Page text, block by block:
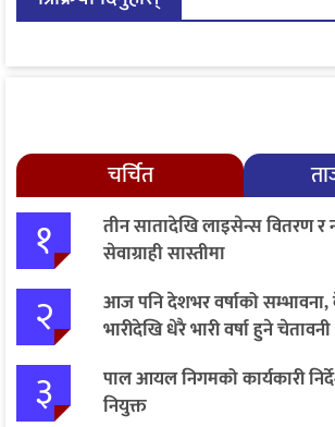
चर्चित
१
तीन सातादेखि लाइसेन्स वितरण र
सेवाग्राही सास्तीमा
२
आज पनि देशभर वर्षाको सम्भावना,
भारीदेखि धेरै भारी वर्षा हुने चेतावनी
३
पाल आयल निगमको कार्यकारी
नियुक्त